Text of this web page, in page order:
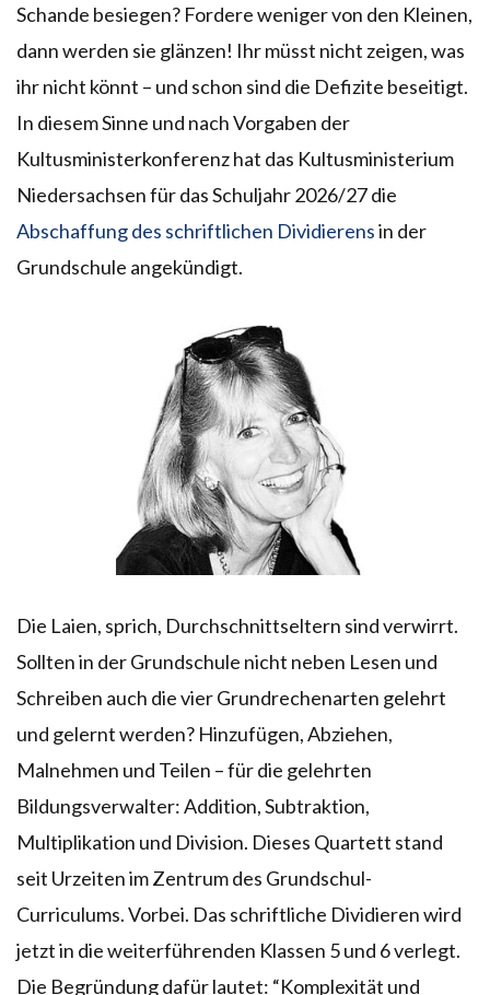
Schande besiegen? Fordere weniger von den Kleinen,
dann werden sie glänzen! Ihr müsst nicht zeigen, was
ihr nicht könnt – und schon sind die Defizite beseitigt.
In diesem Sinne und nach Vorgaben der
Kultusministerkonferenz hat das Kultusministerium
Niedersachsen für das Schuljahr 2026/27 die
Abschaffung des schriftlichen Dividierensin der
Grundschule angekündigt.
Die Laien, sprich, Durchschnittseltern sind verwirrt.
Sollten in der Grundschule nicht neben Lesen und
Schreiben auch die vier Grundrechenarten gelehrt
und gelernt werden? Hinzufügen, Abziehen,
Malnehmen und Teilen – für die gelehrten
Bildungsverwalter: Addition, Subtraktion,
Multiplikation und Division. Dieses Quartett stand
seit Urzeiten im Zentrum des Grundschul-
Curriculums. Vorbei. Das schriftliche Dividieren wird
jetzt in die weiterführenden Klassen 5 und 6 verlegt.
Die Begründung dafür lautet: “Komplexität und